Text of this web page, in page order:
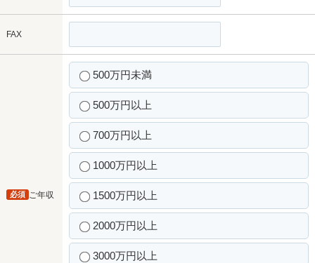
FAX
ご年収
必須
500万円未満
500万円以上
700万円以上
1000万円以上
1500万円以上
2000万円以上
3000万円以上